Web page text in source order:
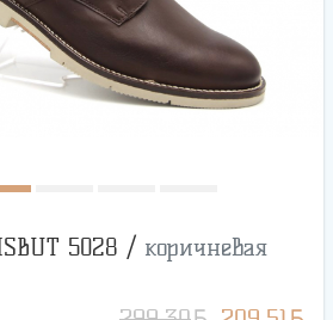
5028 / коричневая